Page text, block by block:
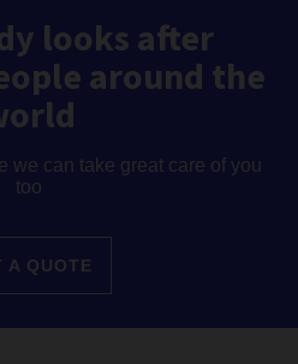
looks after
around the
we can take great care of you
too
A QUOTE